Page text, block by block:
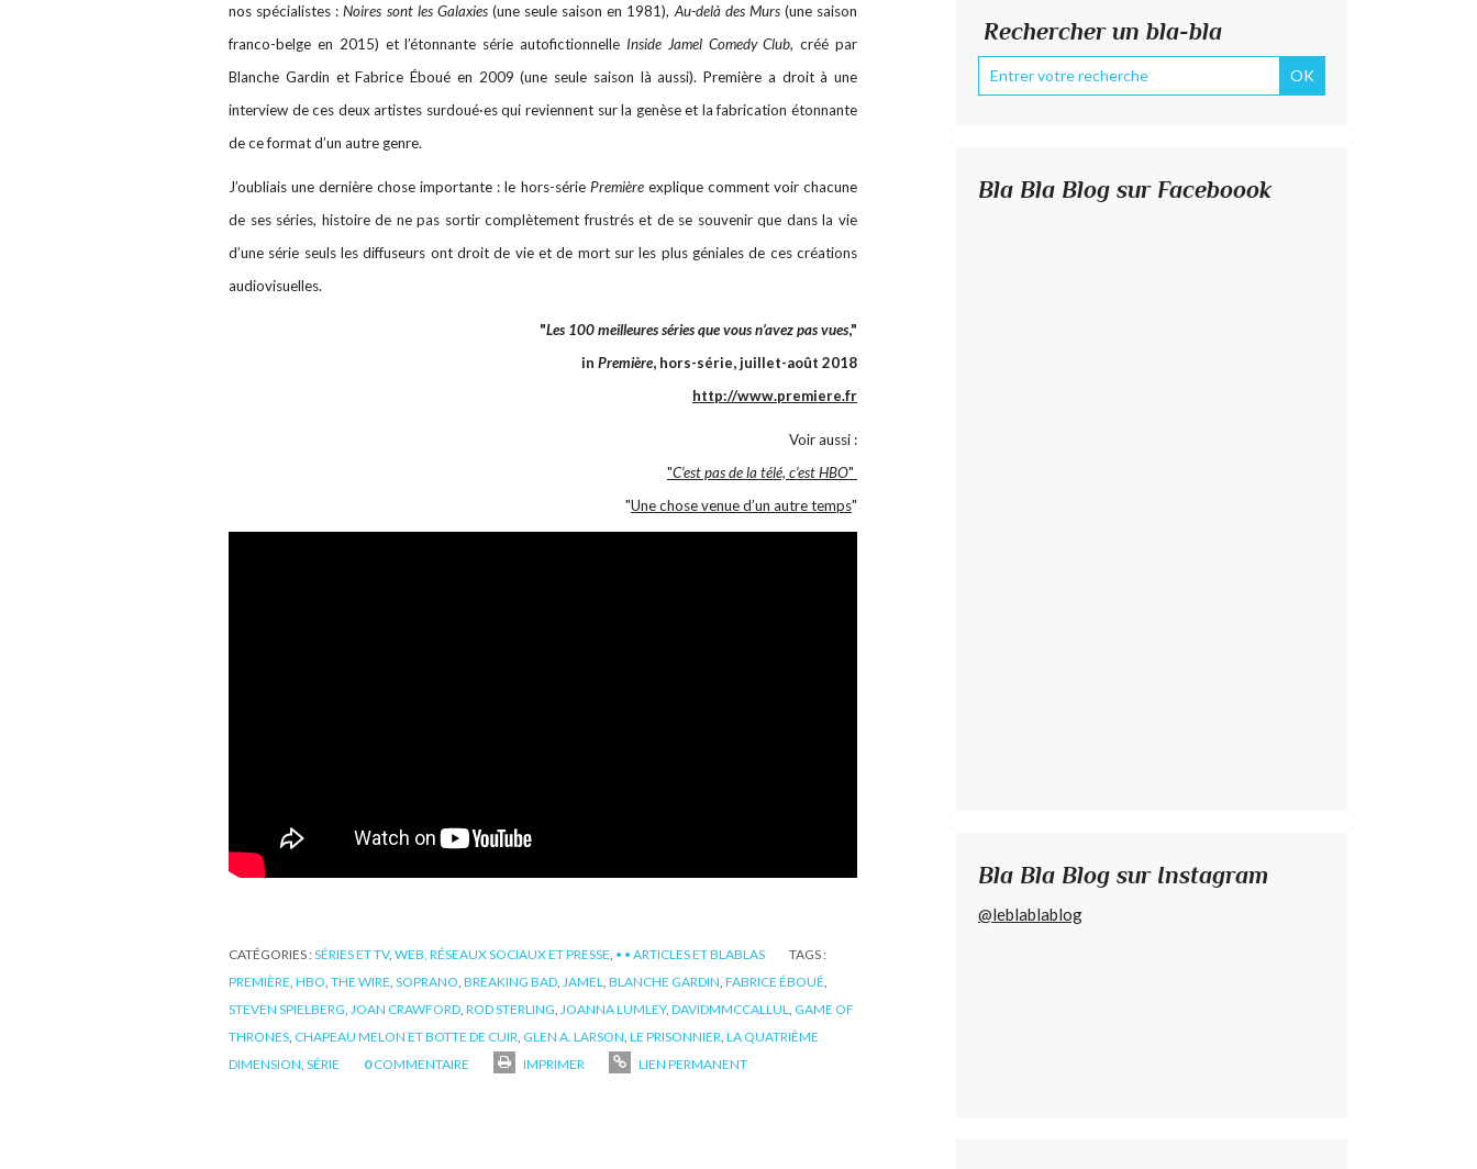
nos spécialistes :Noires sont les Galaxies(une seule saison en 1981), Au-delà des Murs(une saison
franco-belge en 2015) et l’étonnante série autofictionnelle Inside Jamel Comedy Club, créé par
Blanche Gardin et Fabrice Éboué en 2009 (une seule saison là aussi). Première a droit à une
interview de ces deux artistes surdoué·es qui reviennent sur la genèse et la fabrication étonnante
de ce format d’un autre genre.
J’oubliais une dernière chose importante : le hors-série Premièreexplique comment voir chacune
de ses séries, histoire de ne pas sortir complètement frustrés et de se souvenir que dans la vie
d’une série seuls les diffuseurs ont droit de vie et de mort sur les plus géniales de ces créations
audiovisuelles.
"Les 100 meilleures séries que vous n’avez pas vues,"
in Première, hors-série, juillet-août 2018
http://www.premiere.fr
Voir aussi :
"C’est pas de la télé, c’est HBO"
"Une chose venue d’un autre temps"
CATÉGORIES :SÉRIES ET TV, WEB, RÉSEAUX SOCIAUX ET PRESSE • • ARTICLES ET BLABLAS
TAGS :
PREMIÈRE HBO THE WIRE SOPRANO BREAKING BAD JAMEL BLANCHE GARDIN FABRICE ÉBOUÉ
STEVEN SPIELBERG JOAN CRAWFORD ROD STERLING JOANNA LUMLEY, DAVIDMMCCALLUL
GAME OF
THRONES CHAPEAU MELON ET BOTTE DE CUIR GLEN A. LARSON LE PRISONNIER LA QUATRIÈME
DIMENSION SÉRIE 0 COMMENTAIRE IMPRIMER LIEN PERMANENT
Rechercher un bla-bla
Bla Bla Blog sur Faceboook
Bla Bla Blog sur Instagram
@leblablablog